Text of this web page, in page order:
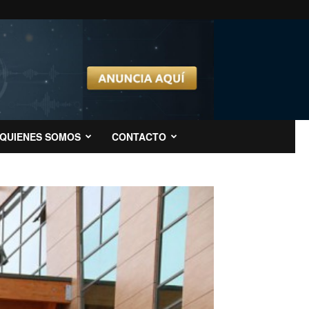
QUIENES SOMOS CONTACTO